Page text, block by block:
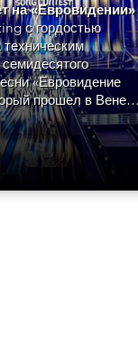
на «Евровидении»
с гордостью
«Евровидение
прошел в Вене в
гламура,
а также
уровня